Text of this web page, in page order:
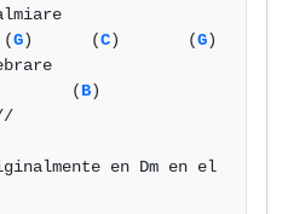
G)      (C)       (G)
(B)
en Dm en el